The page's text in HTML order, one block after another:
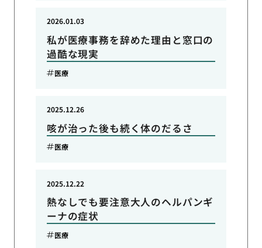
私が医療事務を辞めた理由と窓口の
過酷な現実
2026.01.03
医療
咳が治った後も続く体のだるさ
2025.12.26
医療
熱なしでも要注意大人のヘルパンギ
ーナの症状
2025.12.22
医療